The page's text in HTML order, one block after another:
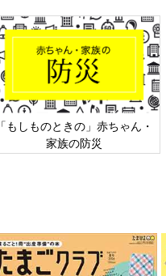
六星占術 細木かおりさんの人生
相談